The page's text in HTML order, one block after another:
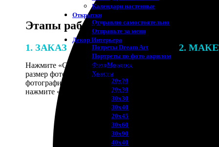
Календари настенные
Открытки
Отправлю самостоятельно
Отправьте за меня
Декор Интерьера
Потреты Dream Art
Портреты по фото акрилом
ФотоМозаика
Холсты
20х20
20х30
30х30
30х40
20х45
30х60
30х90
40х40
Этапы работы
1. ЗАКАЗ
Нажмите «Сделать заказ», выберите
размер фотографии и тип рамки. Загрузите
фотографии в онлайн-конструктор,
нажмите «Добавить в корзину».
2.